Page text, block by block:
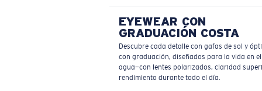
EYEWEAR CON
GRADUACIÓN COSTA
Descubre cada detalle con gafas de sol y
con graduación, diseñados para la vida en el
agua—con lentes polarizados, claridad
rendimiento durante todo el día.